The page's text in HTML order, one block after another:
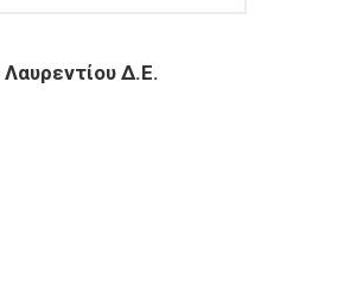
Δ.Ε.
Αγίου Λαυρεντίου Δ.Ε.